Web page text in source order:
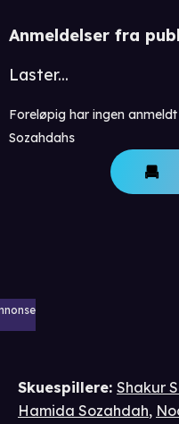
Anmeldelser fra
Laster...
Foreløpig har ingen
Sozahdahs
Skuespillere: Shakur
Hamida Sozahdah,